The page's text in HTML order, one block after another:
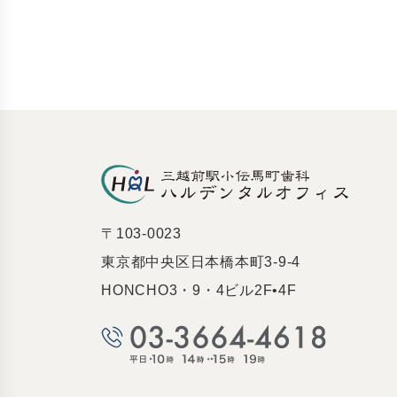
〒103-0023
東京都中央区日本橋本町3-9-4
HONCHO3・9・4ビル2F•4F